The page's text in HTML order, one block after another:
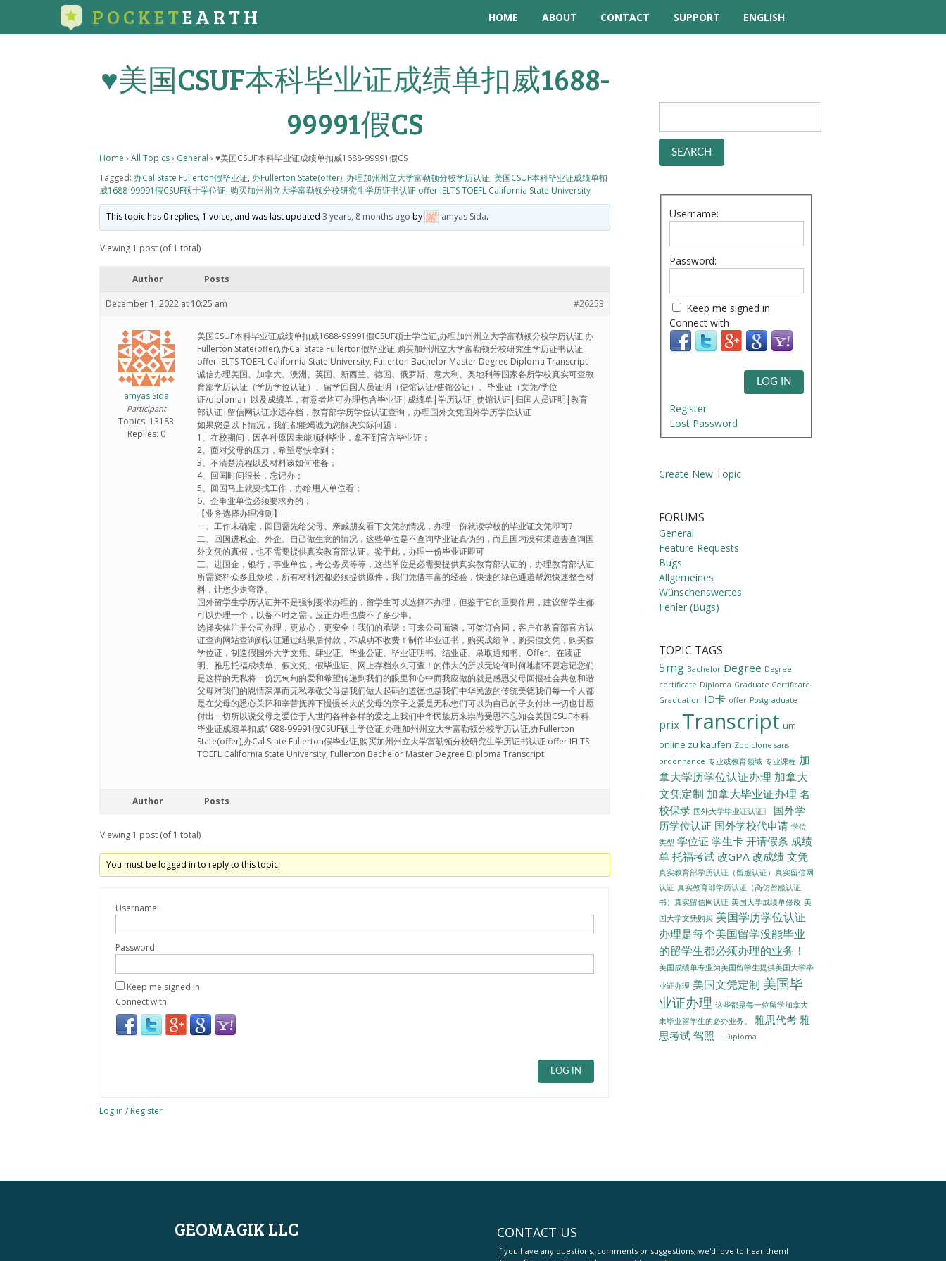
POCKETEARTH HOME ABOUT CONTACT
SUPPORT
TUTORIAL VIDEOS
QUESTIONS
FORUM
ENGLISH
♥美国CSUF本科毕业证成绩单扣威1688-
99991假CS
Home › All Topics› General › ♥美国CSUF本科毕业证成绩单扣威1688-99991假CS
Tagged: 办Cal State Fullerton假毕业证, 办Fullerton State(offer), 办理加州州立大学富勒顿分校学历认证,美国CSUF本科毕业证成绩单扣
威1688-99991假CSUF硕士学位证, 购买加州州立大学富勒顿分校研究生学历证书认证 offer IELTS TOEFL California State University
This topic has 0 replies, 1 voice, and was last updated3 years, 8 months ago by amyas Sida.
Viewing 1 post (of 1 total)
Author Posts
December 1, 2022 at 10:25 am #26253
amyas Sida
Participant
Topics: 13183
Replies: 0
美国CSUF本科毕业证成绩单扣威1688-99991假CSUF硕士学位证,办理加州州立大学富勒顿分校学历认证,办
Fullerton State(offer),办Cal State Fullerton假毕业证,购买加州州立大学富勒顿分校研究生学历证书认证
offer IELTS TOEFL California State University, Fullerton Bachelor Master Degree Diploma Transcript
诚信办理美国、加拿大、澳洲、英国、新西兰、德国、俄罗斯、意大利、奥地利等国家各所学校真实可查教
育部学历认证（学历学位认证）、留学回国人员证明（使馆认证/使馆公证）、毕业证（文凭/学位
证/diploma）以及成绩单，有意者均可办理包含毕业证|成绩单|学历认证|使馆认证|归国人员证明|教育
部认证|留信网认证永远存档，教育部学历学位认证查询，办理国外文凭国外学历学位认证
如果您是以下情况，我们都能竭诚为您解决实际问题：
1、在校期间，因各种原因未能顺利毕业，拿不到官方毕业证；
2、面对父母的压力，希望尽快拿到；
3、不清楚流程以及材料该如何准备；
4、回国时间很长，忘记办；
5、回国马上就要找工作，办给用人单位看；
6、企事业单位必须要求办的；
【业务选择办理准则】
一、工作未确定，回国需先给父母、亲戚朋友看下文凭的情况，办理一份就读学校的毕业证文凭即可?
二、回国进私企、外企、自己做生意的情况，这些单位是不查询毕业证真伪的，而且国内没有渠道去查询国
外文凭的真假，也不需要提供真实教育部认证。鉴于此，办理一份毕业证即可
三、进国企，银行，事业单位，考公务员等等，这些单位是必需要提供真实教育部认证的，办理教育部认证
所需资料众多且烦琐，所有材料您都必须提供原件，我们凭借丰富的经验，快捷的绿色通道帮您快速整合材
料，让您少走弯路。
国外留学生学历认证并不是强制要求办理的，留学生可以选择不办理，但鉴于它的重要作用，建议留学生都
可以办理一个，以备不时之需，反正办理也费不了多少事。
选择实体注册公司办理，更放心，更安全！我们的承诺：可来公司面谈，可签订合同，客户在教育部官方认
证查询网站查询到认证通过结果后付款，不成功不收费！制作毕业证书，购买成绩单，购买假文凭，购买假
学位证，制造假国外大学文凭、肆业证、毕业公证、毕业证明书、结业证、录取通知书、Offer、在读证
明、雅思托福成绩单、假文凭、假毕业证、网上存档永久可查！的伟大的所以无论何时何地都不要忘记您们
是这样的无私将一份沉甸甸的爱和希望传递到我们的眼里和心中而我应做的就是感恩父母回报社会共创和谐
父母对我们的恩情深厚而无私孝敬父母是我们做人起码的道德也是我们中华民族的传统美德我们每一个人都
是在父母的悉心关怀和辛苦抚养下慢慢长大的父母的亲子之爱是无私您们可以为自己的子女付出一切也甘愿
付出一切所以说父母之爱位于人世间各种各样的爱之上我们中华民族历来崇尚受恩不忘知会美国CSUF本科
毕业证成绩单扣威1688-99991假CSUF硕士学位证,办理加州州立大学富勒顿分校学历认证,办Fullerton
State(offer),办Cal State Fullerton假毕业证,购买加州州立大学富勒顿分校研究生学历证书认证 offer IELTS
TOEFL California State University, Fullerton Bachelor Master Degree Diploma Transcript
Author Posts
Viewing 1 post (of 1 total)
You must be logged in to reply to this topic.
Username:
Password:
Keep me signed in
Connect with
LOG IN
Log in / Register
Username:
Password:
Keep me signed in
Connect with
LOG IN
Register
Lost Password
Create New Topic
FORUMS
General
Feature Requests
Bugs
Allgemeines
Wünschenswertes
Fehler (Bugs)
TOPIC TAGS
5mg Bachelor Degree Degree
certificate Diploma Graduate Certificate
Graduation ID卡 offer Postgraduate
prix Transcript um
online zu kaufen Zopiclone sans
ordonnance 专业或教育领域 专业课程 加
拿大学历学位认证办理 加拿大
文凭定制 加拿大毕业证办理 名
校保录 国外大学毕业证认证〗
国外学
历学位认证 国外学校代申请 学位
类型 学位证 学生卡 开请假条 成绩
单 托福考试 改GPA 改成绩 文凭
真实教育部学历认证（留服认证）真实留信网
认证 真实教育部学历认证（高仿留服认证
书）真实留信网认证 美国大学成绩单修改 美
国大学文凭购买 美国学历学位认证
办理是每个美国留学没能毕业
的留学生都必须办理的业务！
美国成绩单专业为美国留学生提供美国大学毕
业证办理 美国文凭定制 美国毕
业证办理 这些都是每一位留学加拿大
未毕业留学生的必办业务。
雅思代考 雅
思考试 驾照 ：Diploma
GEOMAGIK LLC CONTACT US
If you have any questions, comments or suggestions, we'd love to hear them!